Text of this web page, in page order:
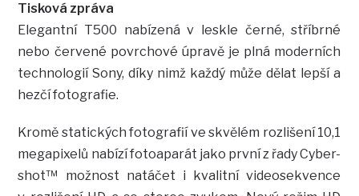
Tisková zpráva
Elegantní T500 nabízená v leskle černé, stříbrné
nebo červené povrchové úpravě je plná moderních
technologií Sony, díky nimž každý může dělat lepší a
hezčí fotografie.
Kromě statických fotografií ve skvělém rozlišení 10,1
megapixelů nabízí fotoaparát jako první z řady Cyber-
shot™ možnost natáčet i kvalitní videosekvence